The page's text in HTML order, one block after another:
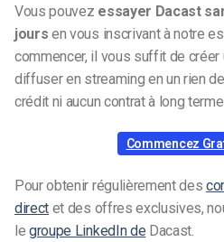
Vous pouvez essayer Dacast
jours en vous inscrivant à notre
commencer, il vous suffit de
diffuser en streaming en un rien
crédit ni aucun contrat à long
Commencez
Pour obtenir régulièrement des
direct et des offres exclusives,
legroupe LinkedIn de Dacast.